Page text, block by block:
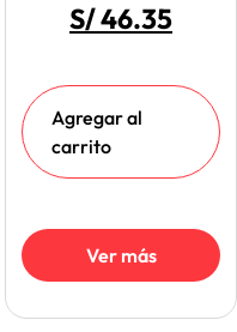
S/46.35
Agregar al
carrito
Ver más